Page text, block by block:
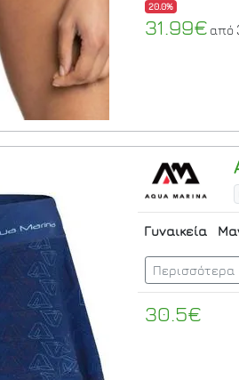
20.0%
31.99€ από
Γυναικεία
Περισσότερα
30.5€